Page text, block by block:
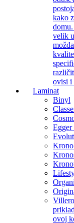
kako
velik
ovisi i
Laminat
Binyl
Egger
ovoj